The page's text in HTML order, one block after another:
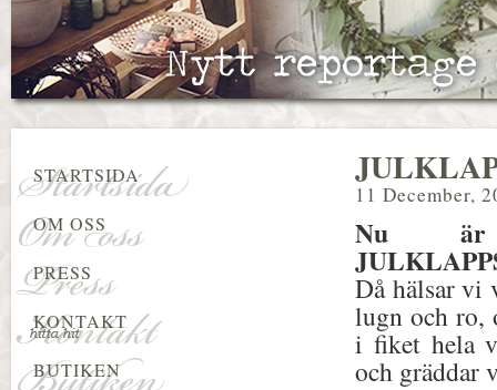
11 December,
Nu
Då hälsar vi
lugn och ro,
i fiket hela
och gräddar
STARTSIDA
OM OSS
PRESS
KONTAKT
BUTIKEN